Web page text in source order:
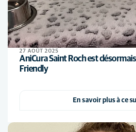
27 AOÛT 2025
AniCura Saint Roch est
Friendly
En savoir plus à ce